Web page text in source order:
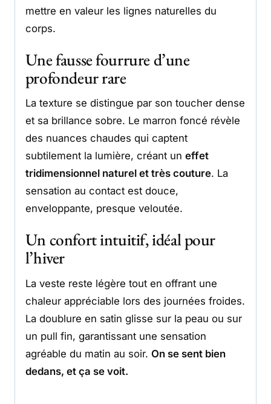
mettre en valeur les lignes naturelles du
corps.
Une fausse fourrure d’une
profondeur rare
La texture se distingue par son toucher dense
et sa brillance sobre. Le marron foncé révèle
des nuances chaudes qui captent
subtilement la lumière, créant un effet
tridimensionnel naturel et très couture. La
sensation au contact est douce,
enveloppante, presque veloutée.
Un confort intuitif, idéal pour
l’hiver
La veste reste légère tout en offrant une
chaleur appréciable lors des journées froides.
La doublure en satin glisse sur la peau ou sur
un pull fin, garantissant une sensation
agréable du matin au soir. On se sent bien
dedans, et ça se voit.